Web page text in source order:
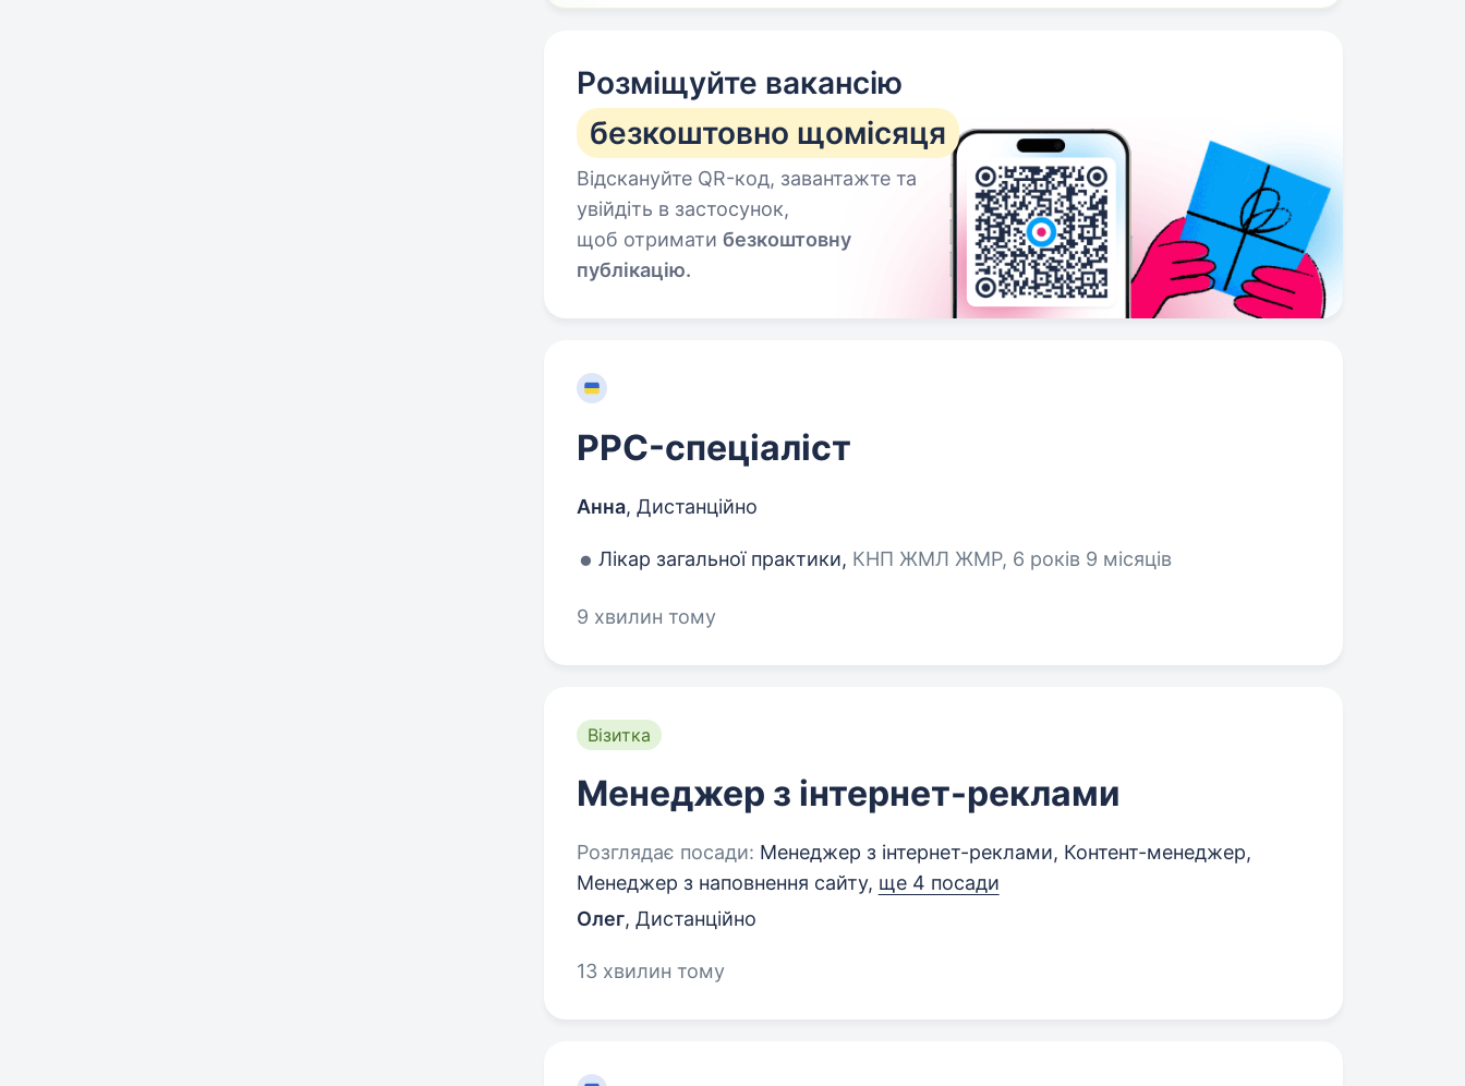
Розміщуйте вакансію
безкоштовно щомісяця
Відскануйте QR-код, завантажте та
увійдіть в застосунок,
щоб отримати безкоштовну
публікацію.
PPC-спеціаліст
Анна, Дистанційно
Лікар загальної практики, КНП ЖМЛ ЖМР, 6 років 9 місяців
9 хвилин тому
Візитка
Менеджер з інтернет-реклами
Розглядає посади: Менеджер з інтернет-реклами, Контент-менеджер,
Менеджер з наповнення сайту, ще 4 посади
Олег, Дистанційно
13 хвилин тому